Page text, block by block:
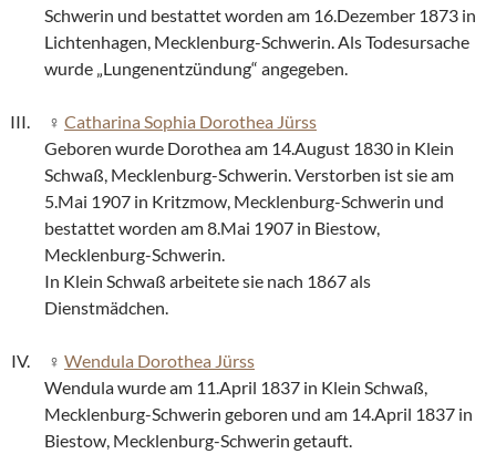
Schwerin und bestattet worden am 16.Dezember 1873 in
Lichtenhagen, Mecklenburg-Schwerin. Als Todesursache
wurde „Lungenentzündung“ angegeben.
Catharina Sophia Dorothea Jürss
Geboren wurde Dorothea am 14.August 1830 in Klein
Schwaß, Mecklenburg-Schwerin. Verstorben ist sie am
5.Mai 1907 in Kritzmow, Mecklenburg-Schwerin und
bestattet worden am 8.Mai 1907 in Biestow,
Mecklenburg-Schwerin.
In Klein Schwaß arbeitete sie nach 1867 als
Dienstmädchen.
Wendula Dorothea Jürss
Wendula wurde am 11.April 1837 in Klein Schwaß,
Mecklenburg-Schwerin geboren und am 14.April 1837 in
Biestow, Mecklenburg-Schwerin getauft.